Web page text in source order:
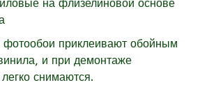
приклеивают обойным
и при демонтаже
снимаются.